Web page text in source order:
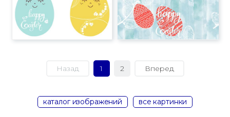
Назад 1 2 Вперед
каталог изображений все картинки